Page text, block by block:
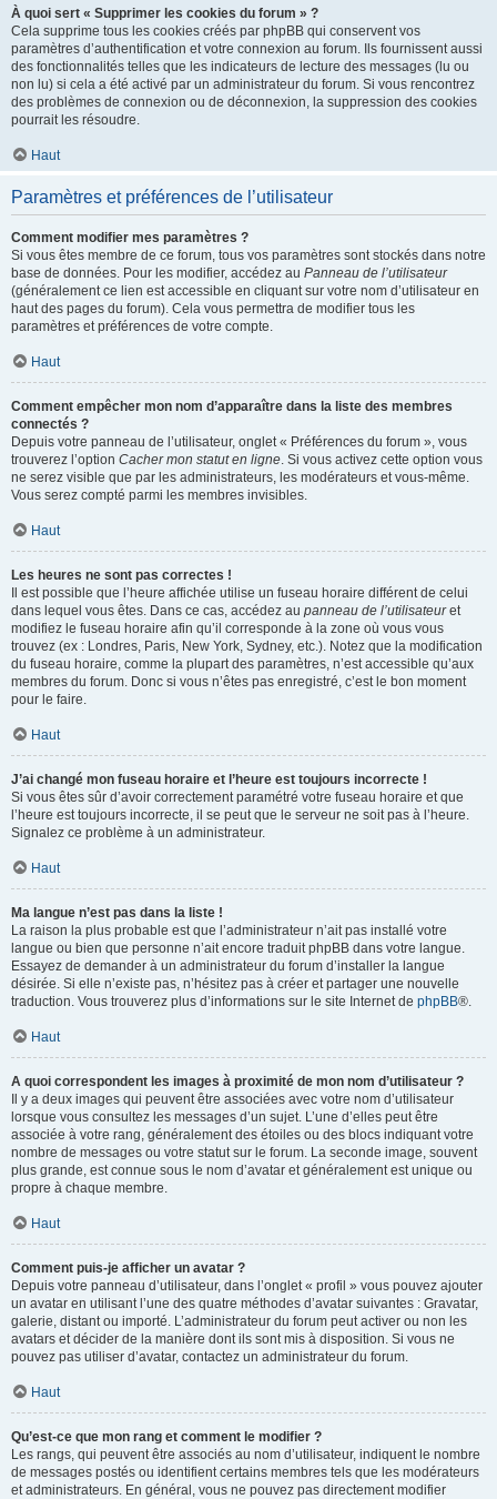
À quoi sert « Supprimer les cookies du forum » ?
Cela supprime tous les cookies créés par phpBB qui conservent vos
paramètres d’authentification et votre connexion au forum. Ils fournissent aussi
des fonctionnalités telles que les indicateurs de lecture des messages (lu ou
non lu) si cela a été activé par un administrateur du forum. Si vous rencontrez
des problèmes de connexion ou de déconnexion, la suppression des cookies
pourrait les résoudre.
Haut
Paramètres et préférences de l’utilisateur
Comment modifier mes paramètres ?
Si vous êtes membre de ce forum, tous vos paramètres sont stockés dans notre
base de données. Pour les modifier, accédez au Panneau de l’utilisateur
(généralement ce lien est accessible en cliquant sur votre nom d’utilisateur en
haut des pages du forum). Cela vous permettra de modifier tous les
paramètres et préférences de votre compte.
Haut
Comment empêcher mon nom d’apparaître dans la liste des membres
connectés ?
Depuis votre panneau de l’utilisateur, onglet « Préférences du forum », vous
trouverez l’option Cacher mon statut en ligne. Si vous activez cette option vous
ne serez visible que par les administrateurs, les modérateurs et vous-même.
Vous serez compté parmi les membres invisibles.
Haut
Les heures ne sont pas correctes !
Il est possible que l’heure affichée utilise un fuseau horaire différent de celui
dans lequel vous êtes. Dans ce cas, accédez au panneau de l’utilisateuret
modifiez le fuseau horaire afin qu’il corresponde à la zone où vous vous
trouvez (ex : Londres, Paris, New York, Sydney, etc.). Notez que la modification
du fuseau horaire, comme la plupart des paramètres, n’est accessible qu’aux
membres du forum. Donc si vous n’êtes pas enregistré, c’est le bon moment
pour le faire.
Haut
J’ai changé mon fuseau horaire et l’heure est toujours incorrecte !
Si vous êtes sûr d’avoir correctement paramétré votre fuseau horaire et que
l’heure est toujours incorrecte, il se peut que le serveur ne soit pas à l’heure.
Signalez ce problème à un administrateur.
Haut
Ma langue n’est pas dans la liste !
La raison la plus probable est que l’administrateur n’ait pas installé votre
langue ou bien que personne n’ait encore traduit phpBB dans votre langue.
Essayez de demander à un administrateur du forum d’installer la langue
désirée. Si elle n’existe pas, n’hésitez pas à créer et partager une nouvelle
traduction. Vous trouverez plus d’informations sur le site Internet de phpBB®.
Haut
A quoi correspondent les images à proximité de mon nom d’utilisateur ?
Il y a deux images qui peuvent être associées avec votre nom d’utilisateur
lorsque vous consultez les messages d’un sujet. L’une d’elles peut être
associée à votre rang, généralement des étoiles ou des blocs indiquant votre
nombre de messages ou votre statut sur le forum. La seconde image, souvent
plus grande, est connue sous le nom d’avatar et généralement est unique ou
propre à chaque membre.
Haut
Comment puis-je afficher un avatar ?
Depuis votre panneau d’utilisateur, dans l’onglet « profil » vous pouvez ajouter
un avatar en utilisant l’une des quatre méthodes d’avatar suivantes : Gravatar,
galerie, distant ou importé. L’administrateur du forum peut activer ou non les
avatars et décider de la manière dont ils sont mis à disposition. Si vous ne
pouvez pas utiliser d’avatar, contactez un administrateur du forum.
Haut
Qu’est-ce que mon rang et comment le modifier ?
Les rangs, qui peuvent être associés au nom d’utilisateur, indiquent le nombre
de messages postés ou identifient certains membres tels que les modérateurs
et administrateurs. En général, vous ne pouvez pas directement modifier